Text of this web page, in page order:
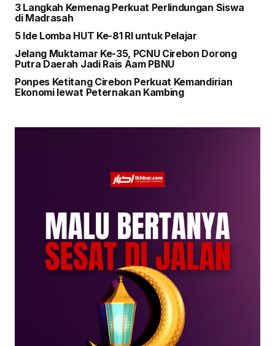
3 Langkah Kemenag Perkuat Perlindungan Siswa
di Madrasah
5 Ide Lomba HUT Ke-81 RI untuk Pelajar
Jelang Muktamar Ke-35, PCNU Cirebon Dorong
Putra Daerah Jadi Rais Aam PBNU
Ponpes Ketitang Cirebon Perkuat Kemandirian
Ekonomi lewat Peternakan Kambing